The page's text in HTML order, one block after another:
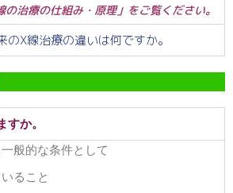
治療の仕組み・原理」をご覧ください。
のX線治療の違いは何ですか。
か。
般的な条件として
ること